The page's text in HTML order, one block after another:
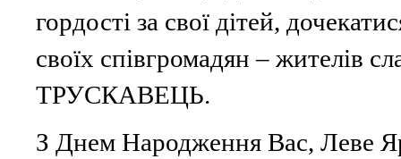
гордості за свої дітей,
своїх співгромадян – жителів
ТРУСКАВЕЦЬ.
З Днем Народження Вас, Леве